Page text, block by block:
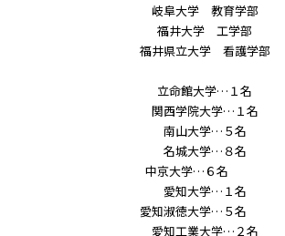
岐阜大学 教育学部
福井大学 工学部
福井県立大学 看護学部
立命館大学…１名
関西学院大学…１名
南山大学…５名
名城大学…８名
中京大学…６名
愛知大学…１名
愛知淑徳大学…５名
愛知工業大学…２名